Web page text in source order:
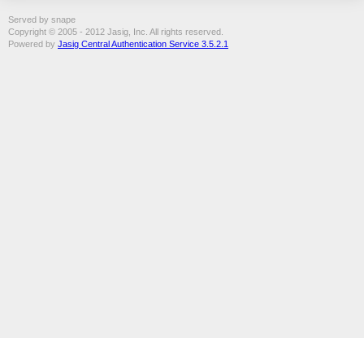
Served by snape
Copyright © 2005 - 2012 Jasig, Inc. All rights reserved.
Powered by Jasig Central Authentication Service 3.5.2.1